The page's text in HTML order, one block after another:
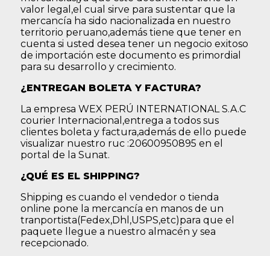
valor legal,el cual sirve para sustentar que la
mercancía ha sido nacionalizada en nuestro
territorio peruano,además tiene que tener en
cuenta si usted desea tener un negocio exitoso
de importación este documento es primordial
para su desarrollo y crecimiento.
¿ENTREGAN BOLETA Y FACTURA?
La empresa WEX PERÚ INTERNATIONAL S.A.C
courier Internacional,entrega a todos sus
clientes boleta y factura,además de ello puede
visualizar nuestro ruc :20600950895 en el
portal de la Sunat.
¿QUÉ ES EL SHIPPING?
Shipping es cuando el vendedor o tienda
online pone la mercancía en manos de un
tranportista(Fedex,Dhl,USPS,etc)para que el
paquete llegue a nuestro almacén y sea
recepcionado.